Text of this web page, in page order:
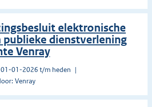
elektronische
publieke dienstverlening
Venray
01-01-2026 t/m heden
Venray